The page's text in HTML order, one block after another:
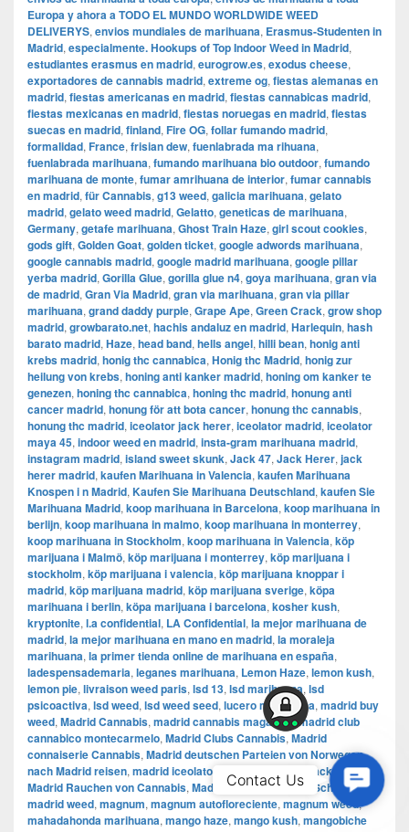
Europa y ahora a TODO EL MUNDO WORLDWIDE WEED
DELIVERYS, envios mundiales de marihuana, Erasmus-Studenten in
Madrid, especialmente. Hookups of Top Indoor Weed in Madrid,
estudiantes erasmus en madrid, eurogrow.es, exodus cheese,
exportadores de cannabis madrid, extreme og, fiestas alemanas en
madrid, fiestas americanas en madrid, fiestas cannabicas madrid,
fiestas mexicanas en madrid, fiestas noruegas en madrid, fiestas
suecas en madrid, finland, Fire OG, follar fumando madrid,
formalidad, France, frisian dew, fuenlabrada ma rihuana,
fuenlabrada marihuana, fumando marihuana bio outdoor, fumando
marihuana de monte, fumar amrihuana de interior, fumar cannabis
en madrid, für Cannabis, g13 weed, galicia marihuana, gelato
madrid, gelato weed madrid, Gelatto, geneticas de marihuana,
Germany, getafe marihuana, Ghost Train Haze, girl scout cookies,
gods gift, Golden Goat, golden ticket, google adwords marihuana,
google cannabis madrid, google madrid marihuana, google pillar
yerba madrid, Gorilla Glue, gorilla glue n4, goya marihuana, gran via
de madrid, ​​Gran Via Madrid, gran via marihuana, gran via pillar
marihuana, grand daddy purple, Grape Ape, Green Crack, grow shop
madrid, growbarato.net, hachis andaluz en madrid, Harlequin, hash
barato madrid, Haze, head band, hells angel, hilli bean, honig anti
krebs madrid, honig thc cannabica, Honig thc Madrid, honig zur
heilung von krebs, honing anti kanker madrid, honing om kanker te
genezen, honing thc cannabica, honing thc madrid, honung anti
cancer madrid, honung för att bota cancer, honung thc cannabis,
honung thc madrid, iceolator jack herer, iceolator madrid, iceolator
maya 45, indoor weed en madrid, insta-gram marihuana madrid,
instagram madrid, island sweet skunk, Jack 47, Jack Herer, jack
herer madrid, kaufen Marihuana in Valencia, kaufen Marihuana
Knospen i n Madrid, Kaufen Sie Marihuana Deutschland, kaufen Sie
Marihuana Madrid, koop marihuana in Barcelona, koop marihuana in
berlijn, koop marihuana in malmo, koop marihuana in monterrey,
koop marihuana in Stockholm, ​​koop marihuana in Valencia, köp
marijuana i Malmö, köp marijuana i monterrey, köp marijuana i
stockholm, ​​köp marijuana i valencia, köp marijuana knoppar i
madrid, köp marijuana madrid, köp marijuana sverige, köpa
marihuana i berlin, köpa marijuana i barcelona, kosher kush,
kryptonite, l.a confidential, LA Confidential, la mejor marihuana de
madrid, la mejor marihuana en mano en madrid, la moraleja
marihuana, la primer tienda online de marihuana en españa,
ladespensademaria, leganes marihuana, Lemon Haze, lemon kush,
lemon pie, livraison weed paris, lsd 13, lsd marihuana, lsd
psicoactiva, lsd weed, lsd weed seed, lucero marihuana, madrid buy
weed, Madrid Cannabis, madrid cannabis magazine,madrid club
cannabico montecarmelo, Madrid Clubs Cannabis, Madrid
connaiserie Cannabis, Madrid deutschen Parteien von Norwegen
nach Madrid reisen, madrid iceolator madrid iceolator jack herer,
Madrid Rauchen von Cannabis, Madrid Sex ,Madrid thc Schokolade
madrid weed, magnum, magnum autofloreciente, magnum weed,
mahadahonda marihuana, mango haze, mango kush, mangobiche
Us
Contact Us